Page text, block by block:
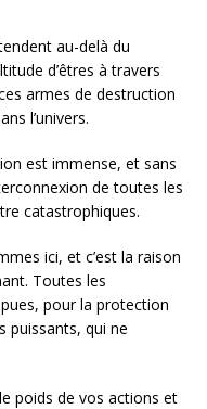
au-delà du
d’êtres à travers
armes de destruction
l’univers.
est immense, et sans
de toutes les
catastrophiques.
ici, et c’est la raison
Toutes les
pour la protection
puissants, qui ne
poids de vos actions et